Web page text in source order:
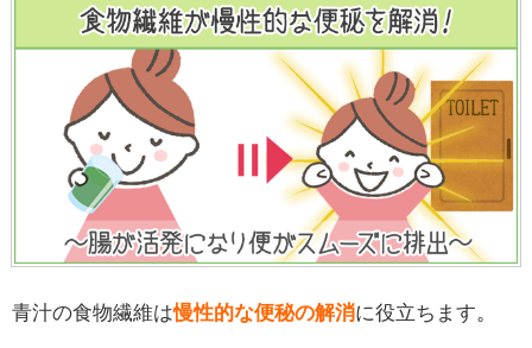
青汁の食物繊維は慢性的な便秘の解消に役立ちます。